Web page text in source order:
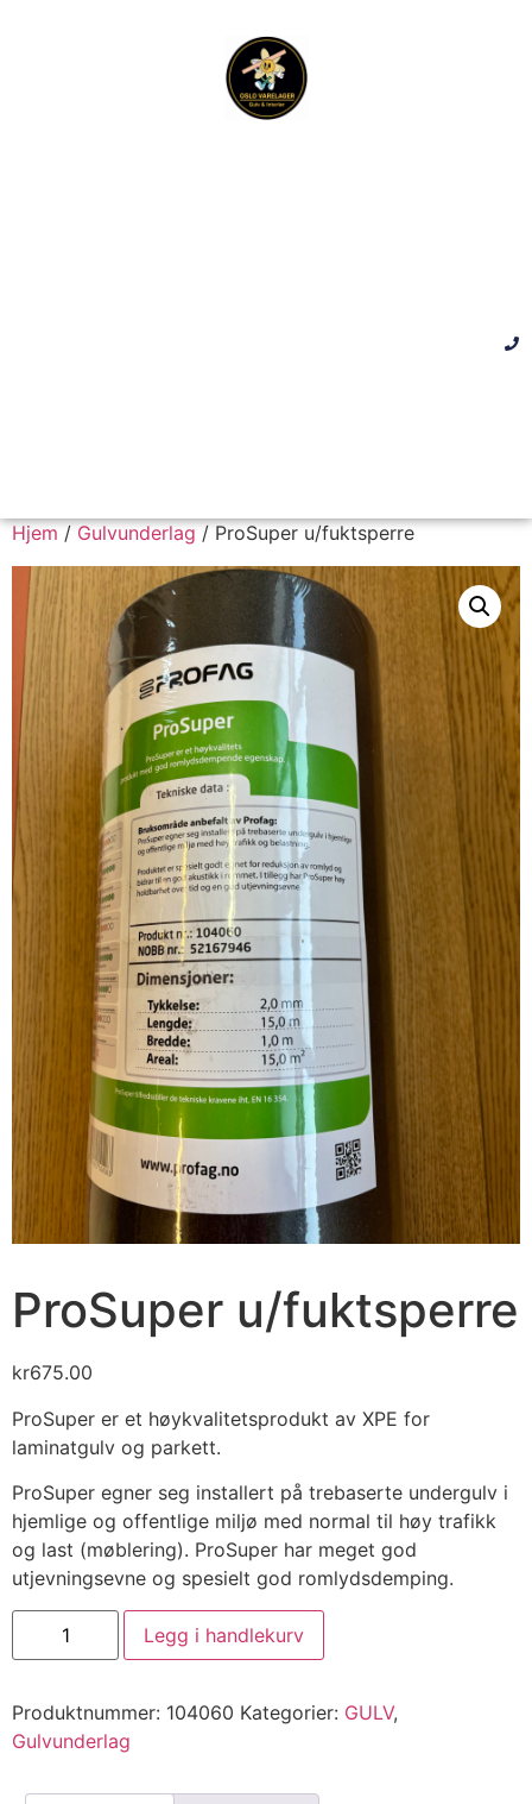
Hjem/Gulvunderlag/ ProSuper u/fuktsperre
ProSuper u/fuktsperre
kr675.00
ProSuper er et høykvalitetsprodukt av XPE for
laminatgulv og parkett.
ProSuper egner seg installert på trebaserte undergulv i
hjemlige og offentlige miljø med normal til høy trafikk
og last (møblering). ProSuper har meget god
utjevningsevne og spesielt god romlydsdemping.
Legg i handlekurv
Produktnummer: 104060 Kategorier: GULV,
Gulvunderlag